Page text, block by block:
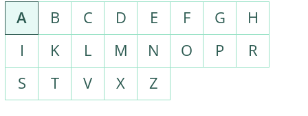
A B C D E F G
H
I
K L M N O P
R
S
T V X Z